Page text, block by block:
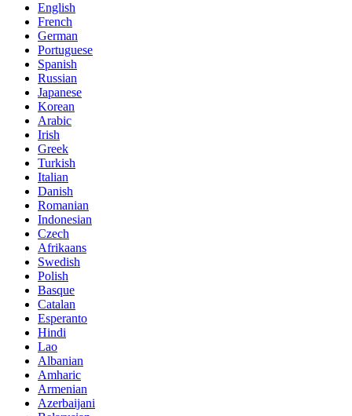
English
French
German
Portuguese
Spanish
Russian
Japanese
Korean
Arabic
Irish
Greek
Turkish
Italian
Danish
Romanian
Indonesian
Czech
Afrikaans
Swedish
Polish
Basque
Catalan
Esperanto
Hindi
Lao
Albanian
Amharic
Armenian
Azerbaijani